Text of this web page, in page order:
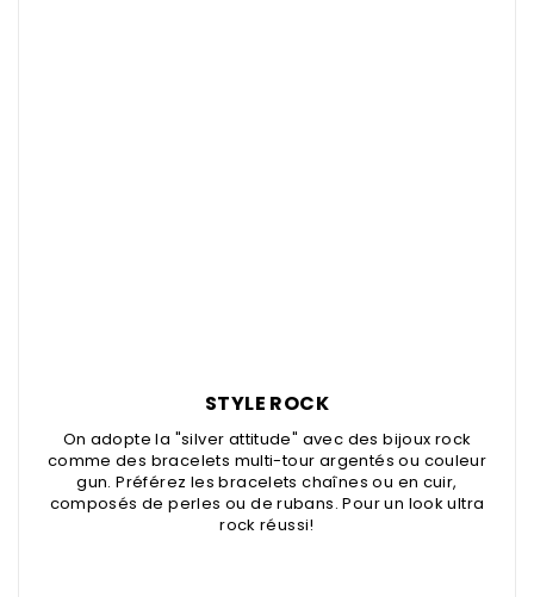
STYLE ROCK
On adopte la "silver attitude" avec desbijoux rock
comme des bracelets multi-tour argentés ou couleur
gun. Préférez les bracelets chaînes ou en cuir,
composés de perles ou de rubans. Pour un look ultra
rock réussi!